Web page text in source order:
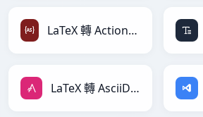
LaTeX 轉 ActionScript
LaTeX 轉 AsciiDoc